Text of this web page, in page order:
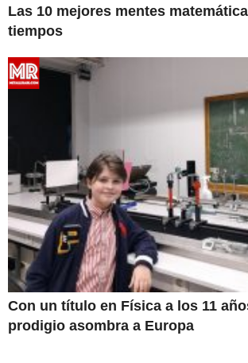
Las 10 mejores mentes
tiempos
Con un título en Física a los 11
prodigio asombra a Europa